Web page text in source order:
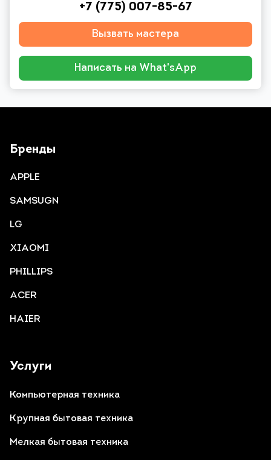
+7 (775) 007-85-67
Вызвать мастера
Написать на What'sApp
Услуги
Компьютерная техника
Крупная бытовая техника
Мелкая бытовая техника
Бренды
APPLE
SAMSUGN
LG
XIAOMI
PHILLIPS
ACER
HAIER